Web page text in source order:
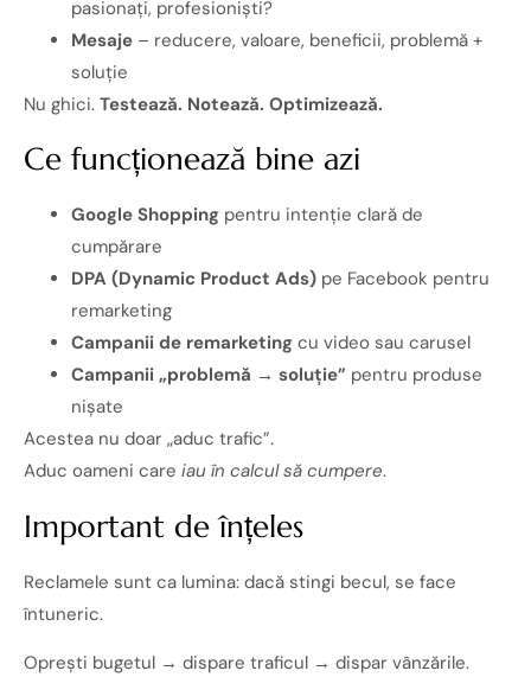
pasionați, profesioniști?
Mesaje – reducere, valoare, beneficii, problemă +
soluție
Nu ghici. Testează. Notează. Optimizează.
Ce funcționează bine azi
Google Shopping pentru intenție clară de
cumpărare
DPA (Dynamic Product Ads) pe Facebook pentru
remarketing
Campanii de remarketing cu video sau carusel
Campanii „problemă → soluție” pentru produse
nișate
Acestea nu doar „aduc trafic”.
Aduc oameni care iau în calcul să cumpere.
Important de înțeles
Reclamele sunt ca lumina: dacă stingi becul, se face
întuneric.
Oprești bugetul → dispare traficul → dispar vânzările.